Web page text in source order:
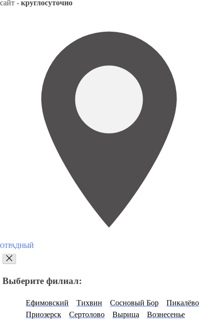
сайт - круглосуточно
ОТРАДНЫЙ
Выберите филиал:
Ефимовский Тихвин Сосновый Бор
Пикалёво
Приозерск
Сертолово Вырица
Вознесенье